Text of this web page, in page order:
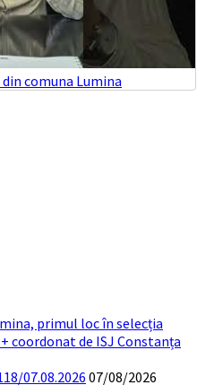
comuna Lumina
primul loc în selecția
coordonat de ISJ Constanța
07.08.2026 07/08/2026